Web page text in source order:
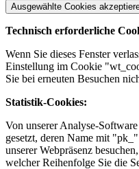
Ausgewählte Cookies
Technisch erforderliche
Wenn Sie dieses Fenster
Einstellung im Cookie
Sie bei erneuten Besuchen
Statistik-Cookies:
Von unserer Analyse-
gesetzt, deren Name mit
unserer Webpräsenz
welcher Reihenfolge Sie die